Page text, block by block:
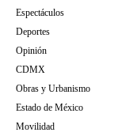
Espectáculos
Deportes
Opinión
CDMX
Obras y Urbanismo
Estado de México
Movilidad